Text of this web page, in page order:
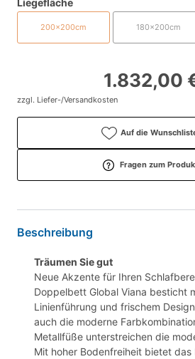
200x200cm 180x200cm
1.832,00
zzgl. Liefer-/Versandkosten
Auf die
Fragen zum
Beschreibung
Träumen Sie gut
Neue Akzente für Ihren
Doppelbett Global Viana besticht
Linienführung und frischem
auch die moderne
Metallfüße unterstreichen die
Mit hoher Bodenfreiheit bietet das